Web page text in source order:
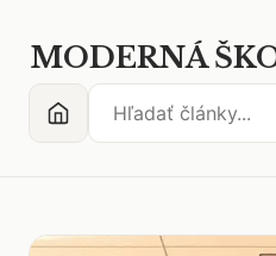
MODERNÁ